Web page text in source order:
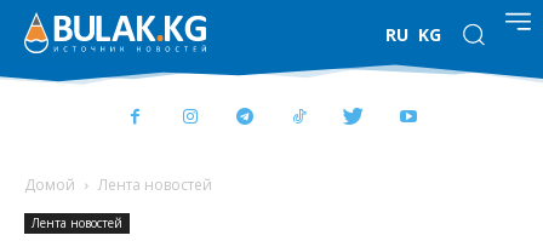
RU KG
Домой Лента новостей
Лента новостей